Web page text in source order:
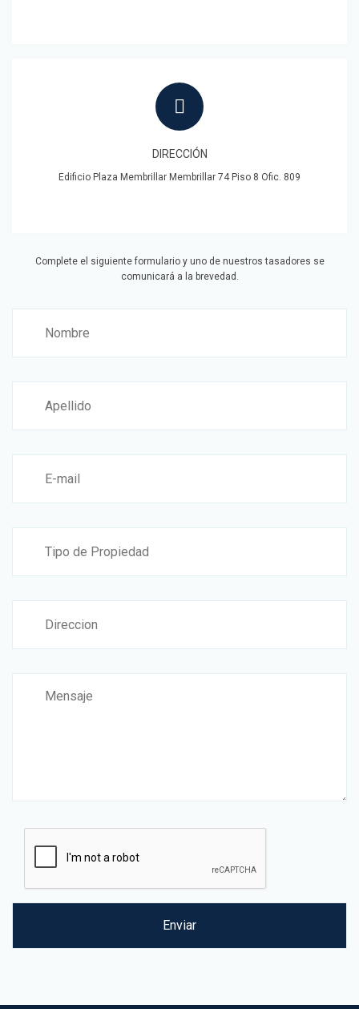
DIRECCIÓN
Edificio Plaza Membrillar Membrillar 74 Piso 8 Ofic. 809
Complete el siguiente formulario y uno de nuestros tasadores se
comunicará a la brevedad.